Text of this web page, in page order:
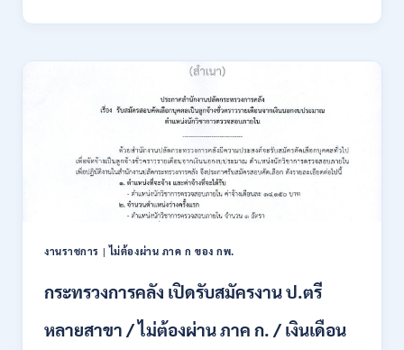
15
2569
ตรวจ
แผ่น
รับ
สอบ
แข่งขัน
เพื่อ
บรรจุ
เป็น
44
/
และ
งานราชการ |ไม่ต้องผ่าน ภาค ก ของ กพ.
กระทรวงการคลัง เปิดรับสมัครงาน ป.ตรี
หลายสาขา / ไม่ต้องผ่าน ภาค ก. / เงินเดือน